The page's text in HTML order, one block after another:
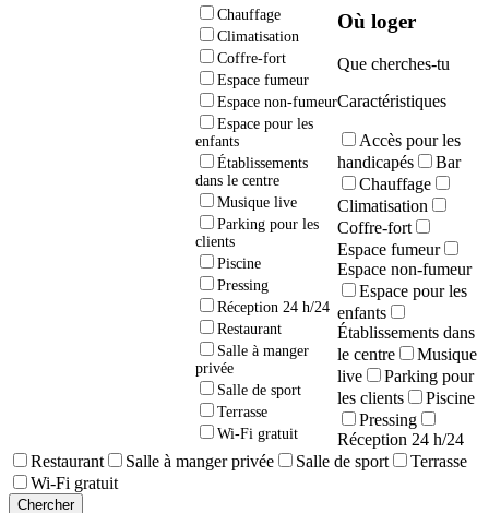
Chauffage
Climatisation
Coffre-fort
Espace fumeur
Espace non-fumeur
Espace pour les
enfants
Établissements
dans le centre
Musique live
Parking pour les
clients
Piscine
Pressing
Réception 24 h/24
Restaurant
Salle à manger
privée
Salle de sport
Terrasse
Wi-Fi gratuit
Où loger
Que cherches-tu
Caractéristiques
Accès pour les
handicapés
Bar
Chauffage
Climatisation
Coffre-fort
Espace fumeur
Espace non-fumeur
Espace pour les
enfants
Établissements dans
le centre
Musique
live
Parking pour
les clients
Piscine
Pressing
Réception 24 h/24
Restaurant
Salle à manger privée Salle de sport
Terrasse
Wi-Fi gratuit